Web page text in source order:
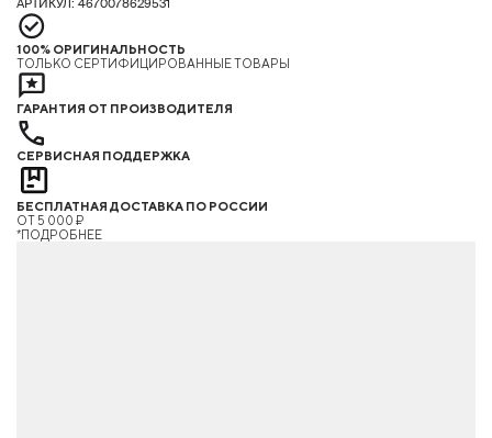
АРТИКУЛ: 4670078629531
100% ОРИГИНАЛЬНОСТЬ
ТОЛЬКО СЕРТИФИЦИРОВАННЫЕ ТОВАРЫ
ГАРАНТИЯ ОТ ПРОИЗВОДИТЕЛЯ
СЕРВИСНАЯ ПОДДЕРЖКА
БЕСПЛАТНАЯ ДОСТАВКА ПО РОССИИ
ОТ 5 000 ₽
*ПОДРОБНЕЕ